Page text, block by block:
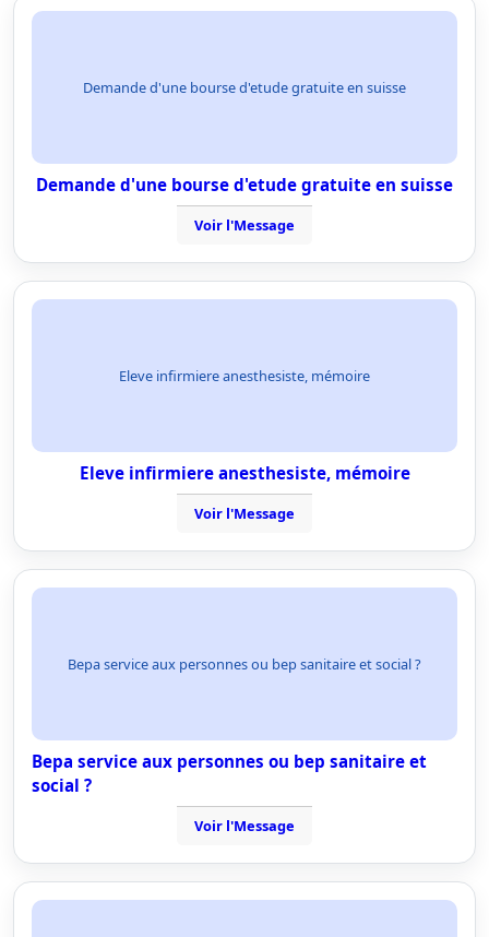
Demande d'une bourse d'etude gratuite en suisse
Demande d'une bourse d'etude gratuite en suisse
Voir l'Message
Eleve infirmiere anesthesiste, mémoire
Eleve infirmiere anesthesiste, mémoire
Voir l'Message
Bepa service aux personnes ou bep sanitaire et social ?
Bepa service aux personnes ou bep sanitaire et
social ?
Voir l'Message